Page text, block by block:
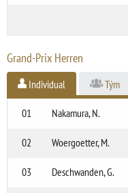
Grand-Prix Herren
Individual Tým
01 Nakamura, N.
02 Woergoetter, M.
03 Deschwanden, G.